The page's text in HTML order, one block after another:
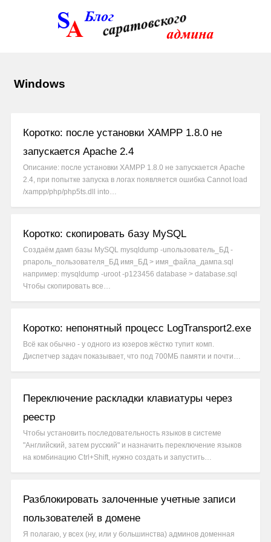
Windows
Коротко: после установки XAMPP 1.8.0 не
запускается Apache 2.4
Описание: после установки XAMPP 1.8.0 не запускается Apache
2.4, при попытке запуска в логах появляется ошибка Cannot load
/xampp/php/php5ts.dll into…
Коротко: скопировать базу MySQL
Создаём дамп базы MySQL mysqldump -uпользователь_БД -
pпароль_пользователя_БД имя_БД > имя_файла_дампа.sql
например: mysqldump -uroot -p123456 database > database.sql
Чтобы скопировать все…
Коротко: непонятный процесс LogTransport2.exe
Всё как обычно - у одного из юзеров жёстко тупит комп.
Диспетчер задач показывает, что под 700МБ памяти и почти…
Переключение раскладки клавиатуры через
реестр
Чтобы установить последовательность языков в системе
"Английский, затем русский" и назначить переключение языков
на комбинацию Ctrl+Shift, нужно создать и запустить…
Разблокировать залоченные учетные записи
пользователей в домене
Я полагаю, у всех (ну, или у большинства) админов доменная